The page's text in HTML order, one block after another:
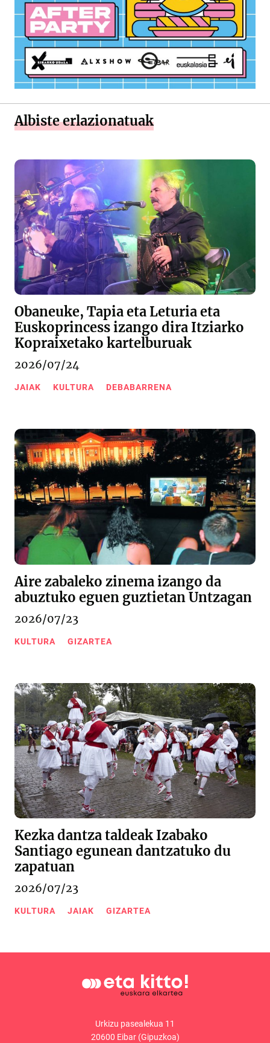
Albiste erlazionatuak
Obaneuke, Tapia eta Leturia eta
Euskoprincess izango dira Itziarko
Kopraixetako kartelburuak
2026/07/24
JAIAK KULTURA DEBABARRENA
Aire zabaleko zinema izango da
abuztuko eguen guztietan Untzagan
2026/07/23
KULTURA GIZARTEA
Kezka dantza taldeak Izabako
Santiago egunean dantzatuko du
zapatuan
2026/07/23
KULTURA JAIAK GIZARTEA
Urkizu pasealekua 11
20600 Eibar (Gipuzkoa)